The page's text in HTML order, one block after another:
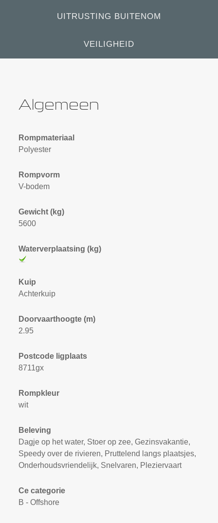
Algemeen
Rompmateriaal
Polyester
Rompvorm
V-bodem
Gewicht (kg)
5600
Waterverplaatsing (kg)
Kuip
Achterkuip
Doorvaarthoogte (m)
2.95
Postcode ligplaats
8711gx
Rompkleur
wit
Beleving
Dagje op het water, Stoer op zee, Gezinsvakantie,
Speedy over de rivieren, Pruttelend langs plaatsjes,
Onderhoudsvriendelijk, Snelvaren, Pleziervaart
Ce categorie
B - Offshore
UITRUSTING BUITENOM
VEILIGHEID